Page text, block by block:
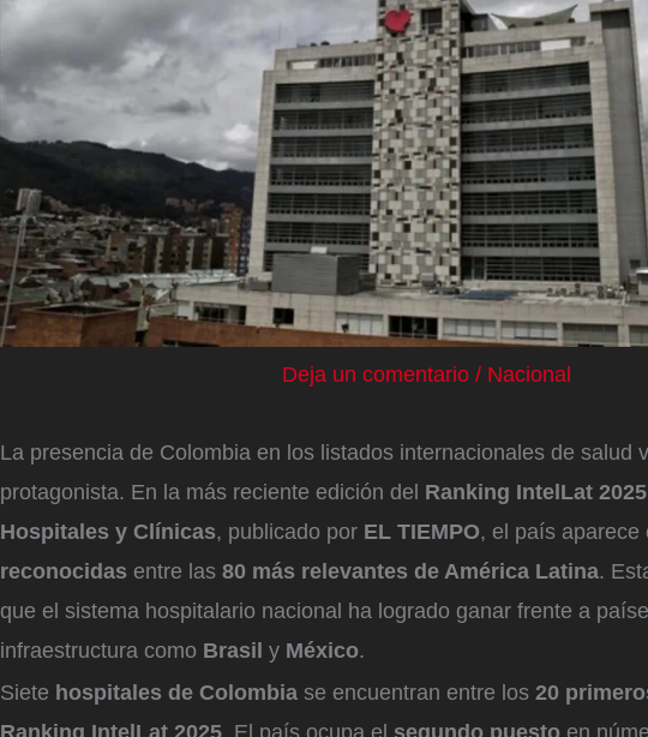
Deja un comentario / Nacional
La presencia de Colombia en los listados internacionales de salud
protagonista. En la más reciente edición del Ranking IntelLat
Hospitales y Clínicas, publicado por EL TIEMPO, el país aparece
reconocidas entre las 80 más relevantes de América Latina.
que el sistema hospitalario nacional ha logrado ganar frente a
infraestructura como Brasil y México.
Siete hospitales de Colombia se encuentran entre los 20